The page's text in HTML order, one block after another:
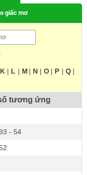
giấc mơ
K | L | M | N | O | P | Q |
tương ứng
- 54